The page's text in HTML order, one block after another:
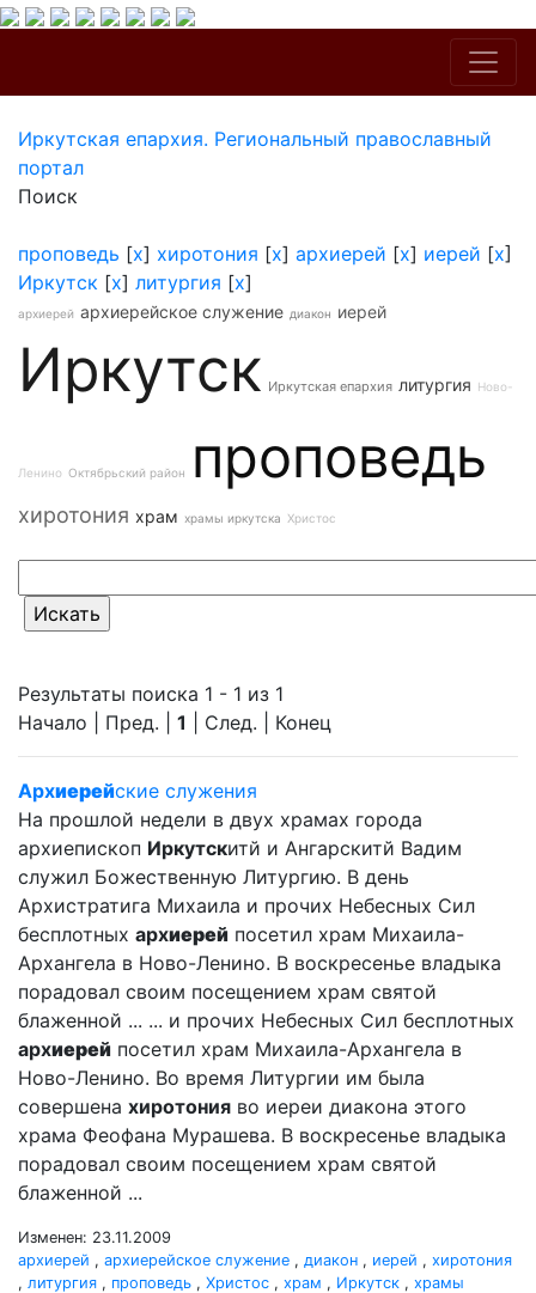
Иркутская епархия. Региональный православный
портал
Поиск
проповедь [x] хиротония [x] архиерей [x] иерей [x]
Иркутск [x] литургия [x]
архиерей архиерейское служение диакон иерей
Иркутск Иркутская епархия литургия Ново-
Ленино Октябрьский район проповедь
хиротония храм храмы иркутска Христос
Результаты поиска 1 - 1 из 1
Начало | Пред. | 1 | След. | Конец
Архиерейские служения
На прошлой недели в двух храмах города
архиепископ Иркутскитй и Ангарскитй Вадим
служил Божественную Литургию. В день
Архистратига Михаила и прочих Небесных Сил
бесплотных архиерей посетил храм Михаила-
Архангела в Ново-Ленино. В воскресенье владыка
порадовал своим посещением храм святой
блаженной ... ... и прочих Небесных Сил бесплотных
архиерей посетил храм Михаила-Архангела в
Ново-Ленино. Во время Литургии им была
совершена хиротония во иереи диакона этого
храма Феофана Мурашева. В воскресенье владыка
порадовал своим посещением храм святой
блаженной ...
Изменен: 23.11.2009
архиерей , архиерейское служение , диакон , иерей , хиротония
, литургия , проповедь , Христос , храм , Иркутск , храмы